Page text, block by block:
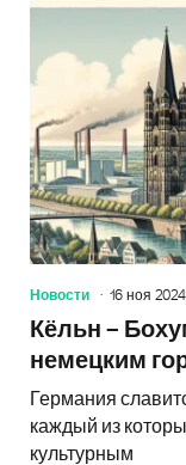
Новости 16 ноя 2024
Кёльн –
немецким
Германия
каждый из
культурным